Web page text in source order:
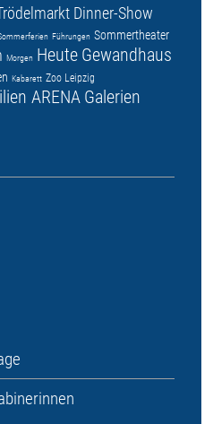
Dinner-Show
Führungen Sommertheater
Morgen Heute Gewandhaus
Kabarett Zoo Leipzig
ARENA Galerien